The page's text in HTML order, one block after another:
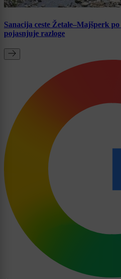
Sanacija ceste Žetale–Majšperk
pojasnjuje razloge